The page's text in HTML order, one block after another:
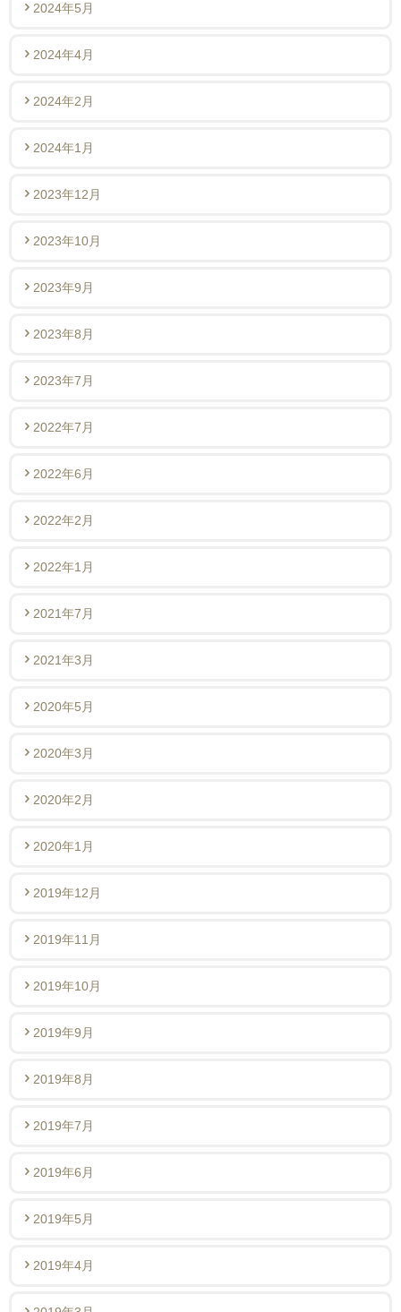
2024年5月
2024年4月
2024年2月
2024年1月
2023年12月
2023年10月
2023年9月
2023年8月
2023年7月
2022年7月
2022年6月
2022年2月
2022年1月
2021年7月
2021年3月
2020年5月
2020年3月
2020年2月
2020年1月
2019年12月
2019年11月
2019年10月
2019年9月
2019年8月
2019年7月
2019年6月
2019年5月
2019年4月